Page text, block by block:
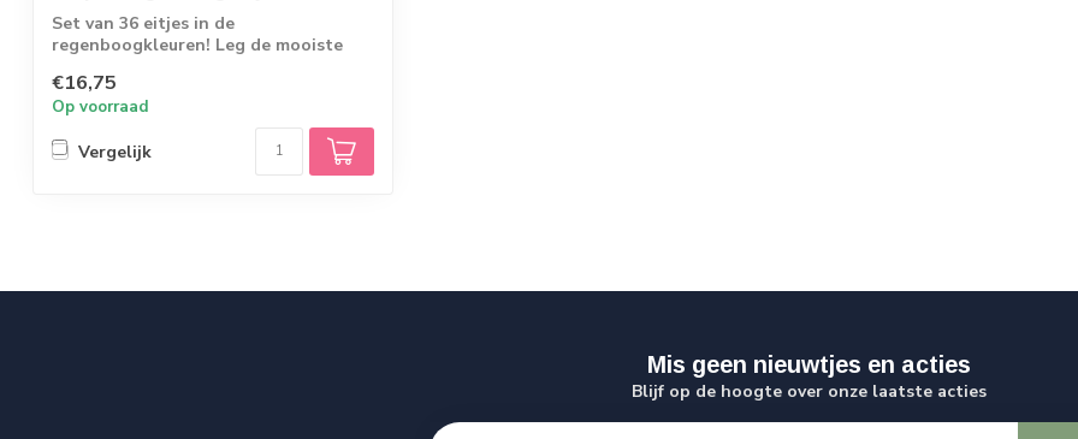
Set van 36 eitjes in de
regenboogkleuren! Leg de mooiste
€16,75
Op voorraad
Vergelijk
Mis geen nieuwtjes en acties
Blijf op de hoogte over onze laatste acties